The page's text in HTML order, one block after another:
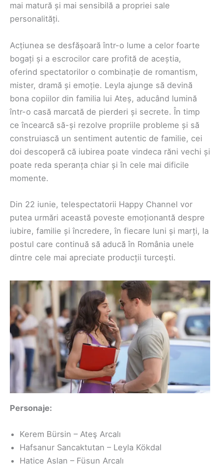
mai matură și mai sensibilă a propriei sale
personalități.
Acțiunea se desfășoară într-o lume a celor foarte
bogați și a escrocilor care profită de aceștia,
oferind spectatorilor o combinație de romantism,
mister, dramă și emoție. Leyla ajunge să devină
bona copiilor din familia lui Ateș, aducând lumină
într-o casă marcată de pierderi și secrete. În timp
ce încearcă să-și rezolve propriile probleme și să
construiască un sentiment autentic de familie, cei
doi descoperă că iubirea poate vindeca răni vechi și
poate reda speranța chiar și în cele mai dificile
momente.
Din 22 iunie, telespectatorii Happy Channel vor
putea urmări această poveste emoționantă despre
iubire, familie și încredere, în fiecare luni și marți, la
postul care continuă să aducă în România unele
dintre cele mai apreciate producții turcești.
Personaje:
Kerem Bürsin – Ateş Arcalı
Hafsanur Sancaktutan – Leyla Kökdal
Hatice Aslan – Füsun Arcalı